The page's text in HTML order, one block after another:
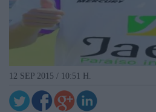
12 SEP 2015 / 10:51 H.